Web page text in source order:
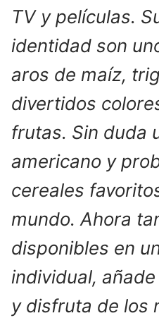
TV y películas.
identidad son
aros de maíz,
divertidos
frutas. Sin duda
americano y
cereales
mundo. Ahora
disponibles en
individual,
y disfruta de los